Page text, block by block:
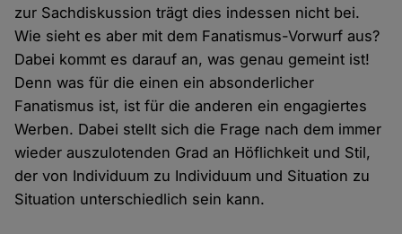
zur Sachdiskussion trägt dies indessen nicht bei.
Wie sieht es aber mit dem Fanatismus-Vorwurf aus?
Dabei kommt es darauf an, was genau gemeint ist!
Denn was für die einen ein absonderlicher
Fanatismus ist, ist für die anderen ein engagiertes
Werben. Dabei stellt sich die Frage nach dem immer
wieder auszulotenden Grad an Höflichkeit und Stil,
der von Individuum zu Individuum und Situation zu
Situation unterschiedlich sein kann.